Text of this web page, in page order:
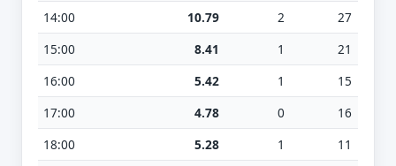
14:00
10.79 2
27
15:00
8.41 1
21
16:00
5.42 1
15
17:00
4.78 0
16
18:00
5.28 1
11